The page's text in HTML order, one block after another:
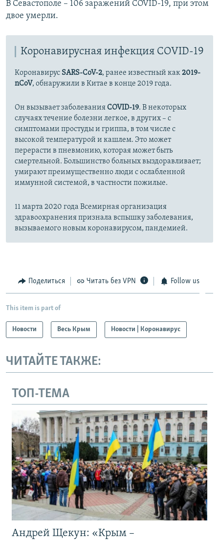
В Севастополе – 106 заражений COVID-19, при этом
двое умерли.
Коронавирусная инфекция COVID-19
Коронавирус SARS-CoV-2, ранее известный как2019-
nCoV, обнаружили в Китае в конце 2019 года.
Он вызывает заболеванияCOVID-19. В некоторых
случаях течение болезни легкое, в других – с
симптомами простуды и гриппа, в том числе с
высокой температурой и кашлем. Это может
перерасти в пневмонию, которая может быть
смертельной. Большинство больных выздоравливает;
умирают преимущественно люди с ослабленной
иммунной системой, в частности пожилые.
11 марта 2020 года Всемирная организация
здравоохранения признала вспышку заболевания,
вызываемого новым коронавирусом, пандемией.
Поделиться Читать без VPN Follow us
This item is part of
Новости Весь Крым Новости | Коронавирус
ЧИТАЙТЕ ТАКЖЕ:
ТОП-ТЕМА
Андрей Щекун: «Крым –